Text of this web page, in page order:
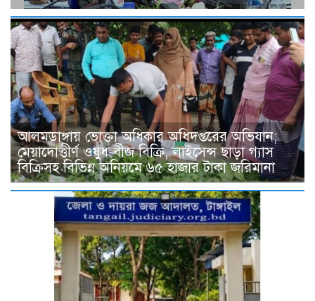
আলমডাঙ্গায় ভোক্তা অধিকার অধিদপ্তরের অভিযান;
মেয়াদোত্তীর্ণ ওষুধ-বীজ বিক্রি, লাইসেন্স ছাড়া গ্যাস
বিক্রিসহ বিভিন্ন অনিয়মে ৬৫ হাজার টাকা জরিমানা